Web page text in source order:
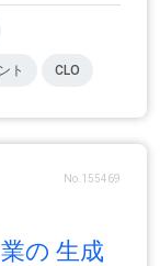
ト CLO
No.155469
の 生成